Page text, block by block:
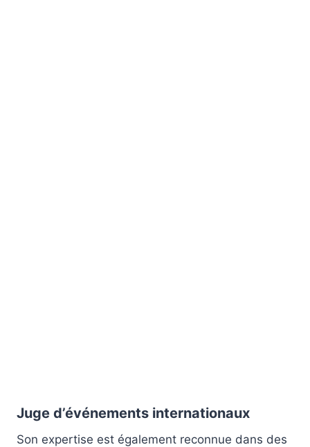
Juge d’événements internationaux
Son expertise est également reconnue dans des